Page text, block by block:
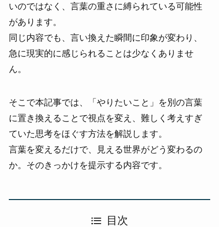
いのではなく、言葉の重さに縛られている可能性
があります。
同じ内容でも、言い換えた瞬間に印象が変わり、
急に現実的に感じられることは少なくありませ
ん。
そこで本記事では、「やりたいこと」を別の言葉
に置き換えることで視点を変え、難しく考えすぎ
ていた思考をほぐす方法を解説します。
言葉を変えるだけで、見える世界がどう変わるの
か。そのきっかけを提示する内容です。
目次